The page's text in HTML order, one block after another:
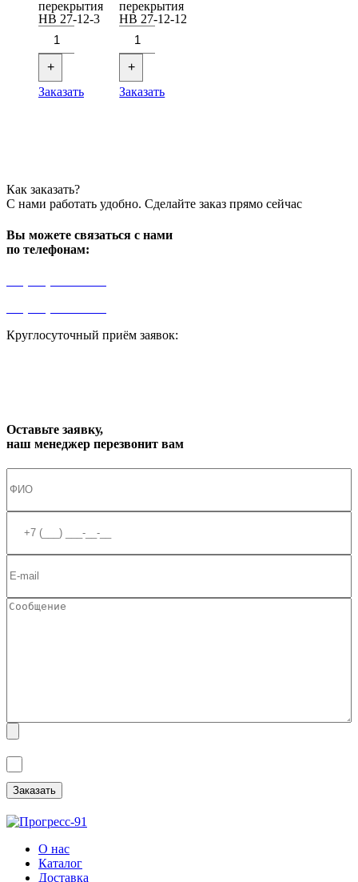
перекрытия
НВ 27-12-3
+
Заказать
перекрытия
НВ 27-12-12
+
Заказать
Как заказать?
С нами работать удобно. Сделайте заказ прямо сейчас
Вы можете связаться с нами
по телефонам:
Круглосуточный приём заявок:
Оставьте заявку,
наш менеджер перезвонит вам
О нас
Каталог
Доставка